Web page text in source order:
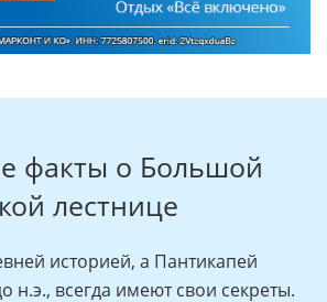
факты о Большой
лестнице
историей, а Пантикапей
н.э., всегда имеют свои секреты.